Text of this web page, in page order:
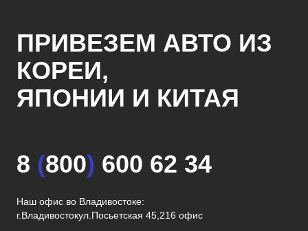
ПРИВЕЗЕМ АВТО ИЗ
КОРЕИ,
ЯПОНИИ И КИТАЯ
8 (800) 600 62 34
Наш офис во Владивостоке:
г.Владивостокул.Посьетская 45,216 офис